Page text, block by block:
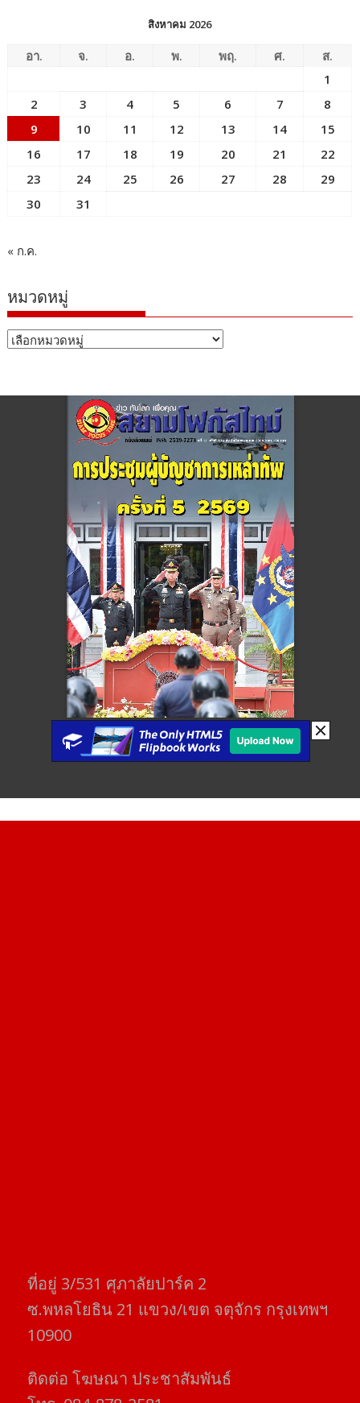
สิงหาคม 2026
อา. จ. อ. พ. พฤ. ศ.
ส.
1
2
3 4 5 6 7
8
9
10 11 12 13 14
15
16
17 18 19 20 21
22
23
24 25 26 27 28
29
30
31
« ก.ค.
หมวดหมู่
หมวด
ที่อยู่​ 3/531​ ศุภาลัยปาร์ค​ 2
ซ.พหลโยธิน​ 21​ แขวง/เขต​ จตุจักร​ กรุงเทพฯ
10900
ติดต่อ​ โฆษณา​ ประชาสัมพันธ์